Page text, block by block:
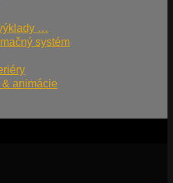
…
systém
animácie